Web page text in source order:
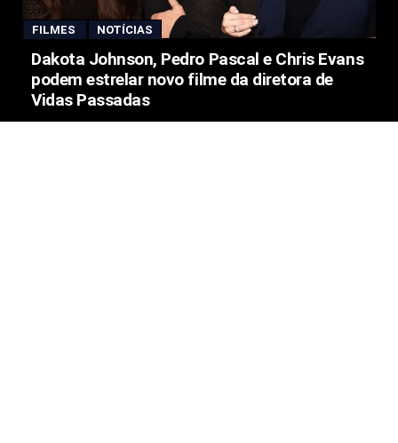
FILMES NOTÍCIAS
Dakota Johnson, Pedro Pascal e Chris Evans
podem estrelar novo filme da diretora de
Vidas Passadas